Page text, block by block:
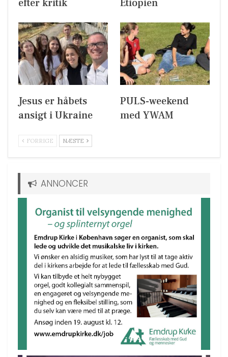
efter kritik
Etiopien
Jesus er håbets
ansigt i Ukraine
PULS-weekend
med YWAM
FORRIGE NÆSTE
ANNONCER